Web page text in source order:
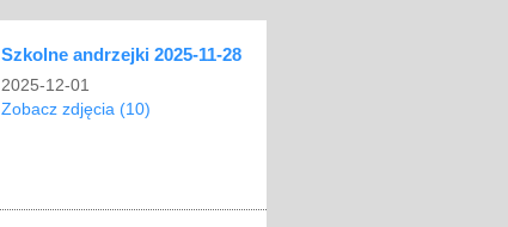
Szkolne andrzejki 2025-11-28
2025-12-01
Zobacz zdjęcia (10)